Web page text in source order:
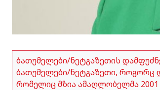
ბათუმელები/ნეტგაზეთის
ბათუმელები/ნეტგაზეთი, როგორც
რომელიც მზია ამაღლობელმა